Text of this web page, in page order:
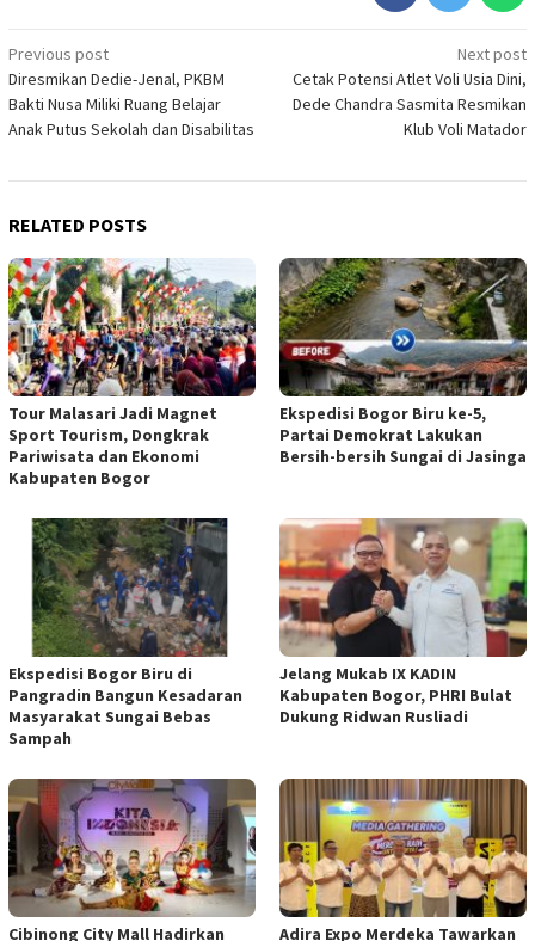
Post
navigation
Previous post
Diresmikan Dedie-Jenal, PKBM
Bakti Nusa Miliki Ruang Belajar
Anak Putus Sekolah dan Disabilitas
Next post
Cetak Potensi Atlet Voli Usia Dini,
Dede Chandra Sasmita Resmikan
Klub Voli Matador
RELATED POSTS
Tour Malasari Jadi Magnet
Sport Tourism, Dongkrak
Pariwisata dan Ekonomi
Kabupaten Bogor
Ekspedisi Bogor Biru ke-5,
Partai Demokrat Lakukan
Bersih-bersih Sungai di Jasinga
Ekspedisi Bogor Biru di
Pangradin Bangun Kesadaran
Masyarakat Sungai Bebas
Sampah
Jelang Mukab IX KADIN
Kabupaten Bogor, PHRI Bulat
Dukung Ridwan Rusliadi
Cibinong City Mall Hadirkan
Adira Expo Merdeka Tawarkan